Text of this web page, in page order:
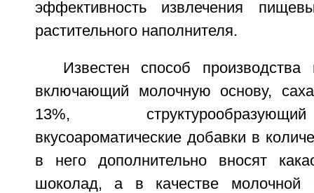
эффективность извлечения
растительного наполнителя.
Известен способ производства
включающий молочную основу,
13%,
вкусоароматические добавки в
в него дополнительно вносят
шоколад, а в качестве молочной